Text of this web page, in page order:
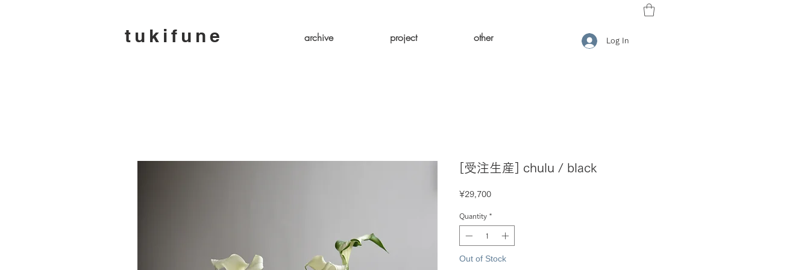
tukifune archive project other Log In
[受注生産] chulu / black
¥29,700Price
Quantity *
Out of Stock